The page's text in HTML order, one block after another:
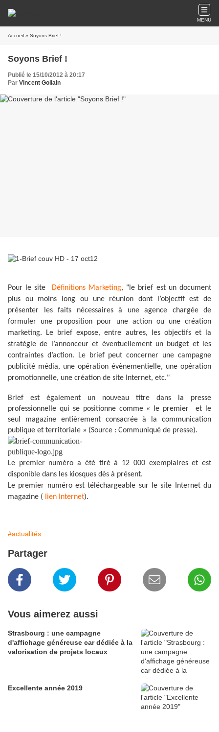
MENU
Accueil » Soyons Brief !
Soyons Brief !
Publié le 15/10/2012 à 20:17
Par Vincent Gollain
Pour le site Définitions Marketing, "le brief est un document
plus ou moins long ou une réunion dont l’objectif est de
présenter les faits nécessaires à une agence chargée de
formuler une proposition pour une action ou une création
marketing. Le brief expose, entre autres, les objectifs et la
stratégie de l’annonceur et éventuellement un budget et les
contraintes d’action. Le brief peut concerner une campagne
publicité média, une opération évènementielle, une opération
promotionnelle, une création de site Internet, etc."
Brief est également un nouveau titre dans la presse
professionnelle qui se positionne comme « le premier et le
seul magazine entièrement consacrée à la communication
publique et territoriale » (Source : Communiqué de presse).
Le premier numéro a été tiré à 12 000 exemplaires et est
disponible dans les kiosques dès à présent.
Le premier numéro est téléchargeable sur le site Internet du
magazine (
lien Internet).
#actualités
Partager
Vous aimerez aussi
Strasbourg : une campagne
d'affichage généreuse car dédiée à la
valorisation de projets locaux
Excellente année 2019